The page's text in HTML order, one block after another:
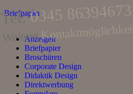
Tel:0345 86394673
Weitere
Briefpapier
Anzeigen
Briefpapier
Broschüren
Corporate Design
Didaktik Design
Direktwerbung